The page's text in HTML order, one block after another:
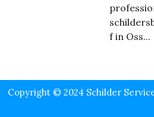
f in Oss...
Copyright © 2024 Schilder